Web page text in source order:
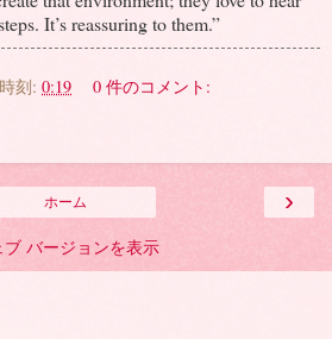
It’s reassuring to them.”
時刻: 0:19 0 件のコメント:
›
ホーム
ブ バージョンを表示